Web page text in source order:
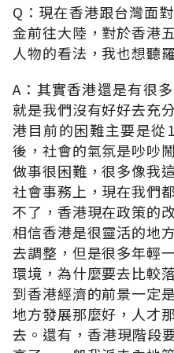
Q：現在香港跟台灣面
金前往大陸，對於香港
人物的看法，我也想聽
A：其實香港還是有很
就是我們沒有好好去充
港目前的困難主要是從
後，社會的氣氛是吵吵
做事很困難，很多像我
社會事務上，現在我們
不了，香港現在政策的
相信香港是很靈活的地
去調整，但是很多年輕
環境，為什麼要去比較
到香港經濟的前景一定
地方發展那麼好，人才
去。還有，香港現階